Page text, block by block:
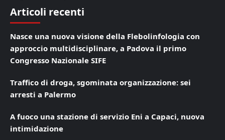
Articoli recenti
Nasce una nuova visione della Flebolinfologia con
approccio multidisciplinare, a Padova il primo
Congresso Nazionale SIFE
Traffico di droga, sgominata organizzazione: sei
arresti a Palermo
A fuoco una stazione di servizio Eni a Capaci, nuova
intimidazione